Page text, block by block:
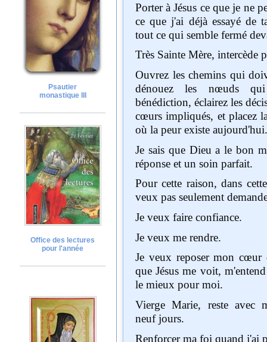
Psautier
monastique III
Office des lectures
pour l'année
Porter à Jésus ce que je ne peux pas résoudre,
ce que j'ai déjà essayé de
tout ce qui semble fermé
Très Sainte Mère,
Ouvrez les chemins qui doivent être ouverts,
dénouez les nœuds
bénédiction, éclairez les décisions, touchez les
cœurs impliqués, et placez
où la peur existe aujourd'hui.
Je sais que Dieu a le bon moment, la bonne
réponse et un soin parfait.
Pour cette raison, dans cette neuvaine, je ne
veux pas seulement
Je veux faire confiance.
Je veux me rendre.
Je veux reposer mon cœur dans la certitude
que Jésus me voit,
le mieux pour moi.
Vierge Marie, reste avec moi pendant ces
neuf jours.
Renforcer ma